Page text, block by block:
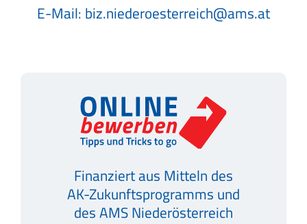
E-Mail: biz.niederoesterreich@ams.at
Finanziert aus Mitteln des
AK-Zukunftsprogramms und
des AMS Niederösterreich